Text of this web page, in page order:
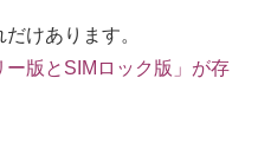
けあります。
版とSIMロック版」が存